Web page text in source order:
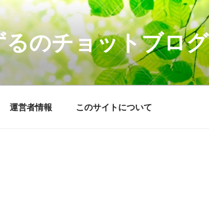
るのチョットブログ
運営者情報 このサイトについて